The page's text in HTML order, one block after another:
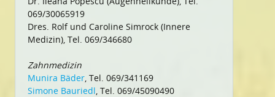
069/30065919
Dres. Rolf und Caroline Simrock (Innere
Medizin), Tel. 069/346680
Zahnmedizin
Munira Bäder, Tel. 069/341169
Simone Bauriedl, Tel. 069/45090490